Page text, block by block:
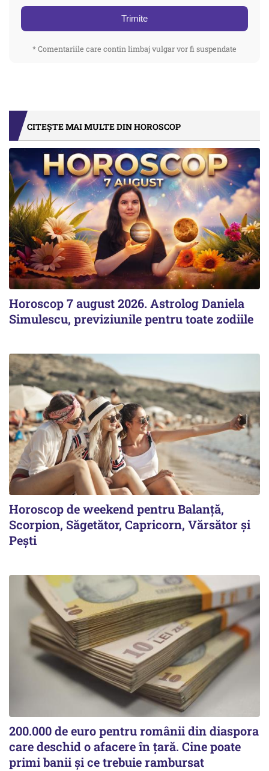
Trimite
* Comentariile care contin limbaj vulgar vor fi suspendate
CITEȘTE MAI MULTE DIN HOROSCOP
Horoscop 7 august 2026. Astrolog Daniela
Simulescu, previziunile pentru toate zodiile
Horoscop de weekend pentru Balanță,
Scorpion, Săgetător, Capricorn, Vărsător și
Pești
200.000 de euro pentru românii din diaspora
care deschid o afacere în țară. Cine poate
primi banii și ce trebuie rambursat